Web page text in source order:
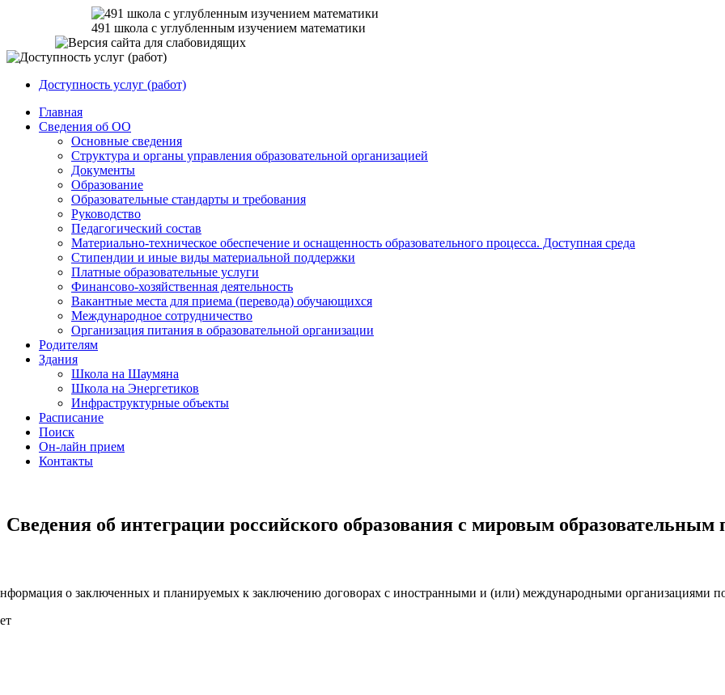
491 школа с углубленным изучением математики
Доступность услуг (работ)
Главная
Сведения об ОО
Основные сведения
Структура и органы управления образовательной организацией
Документы
Образование
Образовательные стандарты и требования
Руководство
Педагогический состав
Материально-техническое обеспечение и оснащенность образовательного процесса. Доступная среда
Стипендии и иные виды материальной поддержки
Платные образовательные услуги
Финансово-хозяйственная деятельность
Вакантные места для приема (перевода) обучающихся
Международное сотрудничество
Организация питания в образовательной организации
Родителям
Здания
Школа на Шаумяна
Школа на Энергетиков
Инфраструктурные объекты
Расписание
Поиск
Он-лайн прием
Контакты
Сведения об интеграции российского образования с мировым образовательным
о заключенных и планируемых к заключению договорах с иностранными и (или) международными организациями